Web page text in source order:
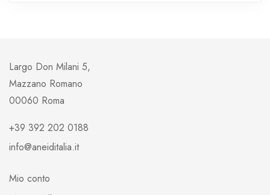
Largo Don Milani 5,
Mazzano Romano
00060 Roma
+39 392 202 0188
info@aneiditalia.it
Mio conto